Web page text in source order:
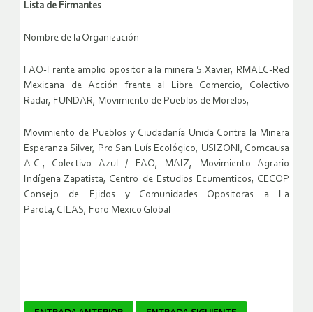
Lista de Firmantes
Nombre de la Organización
FAO-Frente amplio opositor a la minera S.Xavier, RMALC-Red
Mexicana de Acción frente al Libre Comercio, Colectivo
Radar, FUNDAR, Movimiento de Pueblos de Morelos,
Movimiento de Pueblos y Ciudadanía Unida Contra la Minera
Esperanza Silver, Pro San Luís Ecológico, USIZONI, Comcausa
A.C., Colectivo Azul / FAO, MAIZ, Movimiento Agrario
Indígena Zapatista, Centro de Estudios Ecumenticos, CECOP
Consejo de Ejidos y Comunidades Opositoras a La
Parota, CILAS, Foro Mexico Global